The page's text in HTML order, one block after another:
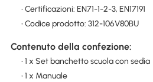
• Certificazioni: EN71-1-2-3, EN17191
• Codice prodotto: 312-106V80BU
Contenuto della confezione:
• 1 x Set banchetto scuola con sedia
• 1 x Manuale